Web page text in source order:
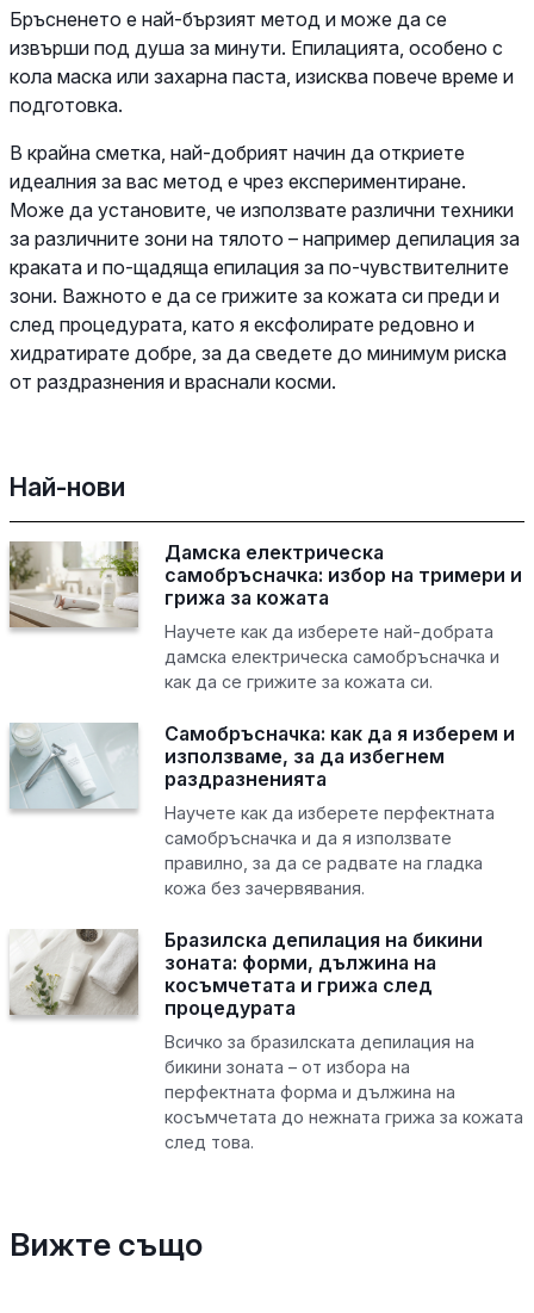
Бръсненето е най-бързият метод и може да се
извърши под душа за минути. Епилацията, особено с
кола маска или захарна паста, изисква повече време и
подготовка.
В крайна сметка, най-добрият начин да откриете
идеалния за вас метод е чрез експериментиране.
Може да установите, че използвате различни техники
за различните зони на тялото – например депилация за
краката и по-щадяща епилация за по-чувствителните
зони. Важното е да се грижите за кожата си преди и
след процедурата, като я ексфолирате редовно и
хидратирате добре, за да сведете до минимум риска
от раздразнения и враснали косми.
Най-нови
Дамска електрическа
самобръсначка: избор на тримери и
грижа за кожата
Научете как да изберете най-добрата
дамска електрическа самобръсначка и
как да се грижите за кожата си.
Самобръсначка: как да я изберем и
използваме, за да избегнем
раздразненията
Научете как да изберете перфектната
самобръсначка и да я използвате
правилно, за да се радвате на гладка
кожа без зачервявания.
Бразилска депилация на бикини
зоната: форми, дължина на
косъмчетата и грижа след
процедурата
Всичко за бразилската депилация на
бикини зоната – от избора на
перфектната форма и дължина на
косъмчетата до нежната грижа за кожата
след това.
Вижте също